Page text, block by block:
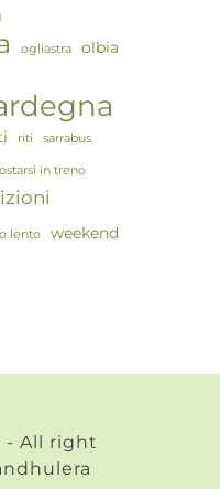
ogliastra olbia
riti sarrabus
in treno
lento
weekend
- All right